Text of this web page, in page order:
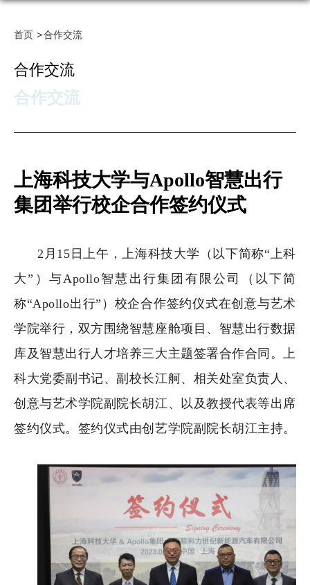
首页 合作交流
合作交流
合作交流
上海科技大学与Apollo智慧出行
集团举行校企合作签约仪式
2月15日上午，上海科技大学（以下简称“上科
大”）与Apollo智慧出行集团有限公司（以下简
称“Apollo出行”）校企合作签约仪式在创意与艺术
学院举行，双方围绕智慧座舱项目、 智慧出行数据
库及智慧出行人才培养三大主题签署合作合同。上
科大党委副书记、副校长江舸、相关处室负责人、
创意与艺术学院副院长胡江、以及教授代表等出席
签约仪式。签约仪式由创艺学院副院长胡江主持。